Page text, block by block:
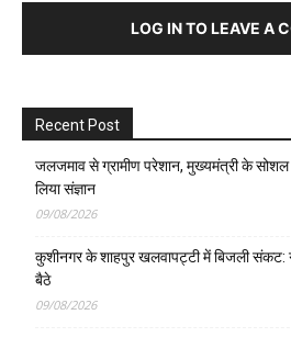
LOG IN TO LEAVE A
Recent Post
जलजमाव से ग्रामीण परेशान, मुख्यमंत्री के सोशल
लिया संज्ञान
09/08/2026
कुशीनगर के शाहपुर खलवापट्टी में बिजली संकट:
बैठे
09/08/2026